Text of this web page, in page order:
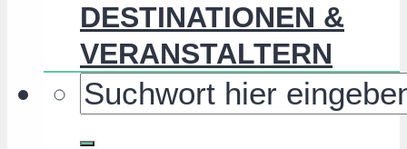
DESTINATIONEN &
VERANSTALTERN